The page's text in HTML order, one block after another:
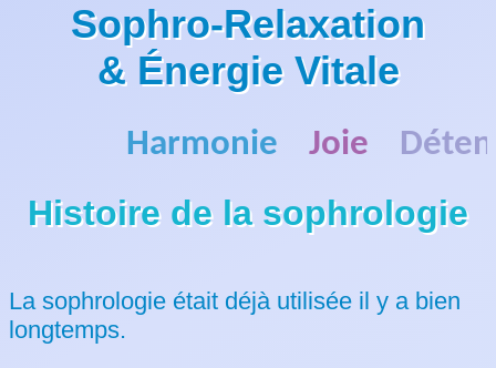
Sophro-Relaxation
& Énergie Vitale
Joie
Harmonie
Histoire de la sophrologie
La sophrologie était déjà utilisée il y a bien
longtemps.